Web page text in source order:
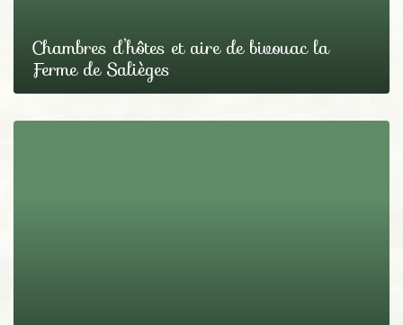
Chambres d’hôtes et aire de bivouac la
Ferme de Salièges